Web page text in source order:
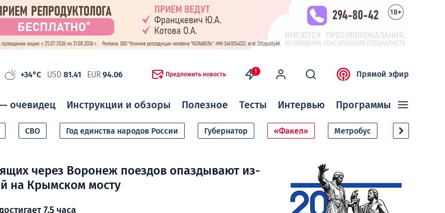
+34°C USD 81.41 EUR 94.06 Предложить новость 1 Прямой эфир
очевидец Инструкции и обзоры Полезное Тесты Интервью Программы
СВО Год единства народов России Губернатор «Факел» Метробус Дачный
через Воронеж поездов опаздывают из-
на Крымском мосту
7,5 часа